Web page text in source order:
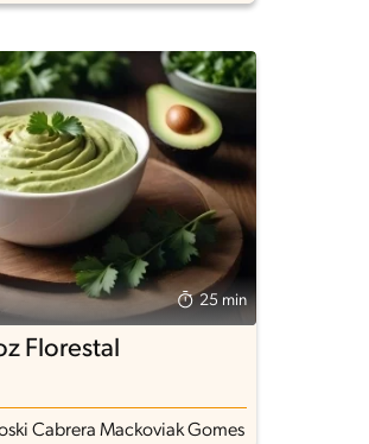
25 min
Florestal
Cabrera Mackoviak Gomes